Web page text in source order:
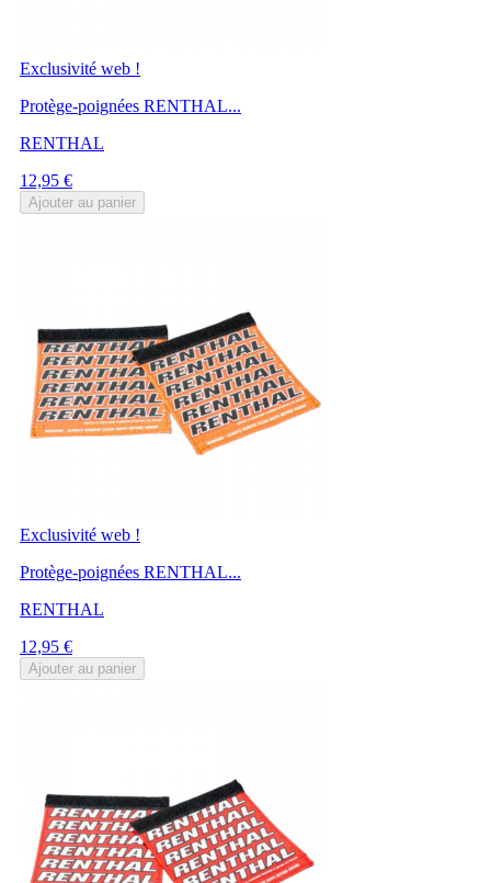
Exclusivité web !
Protège-poignées RENTHAL...
RENTHAL
Prix
12,95 €
Ajouter au panier
Exclusivité web !
Protège-poignées RENTHAL...
RENTHAL
Prix
12,95 €
Ajouter au panier